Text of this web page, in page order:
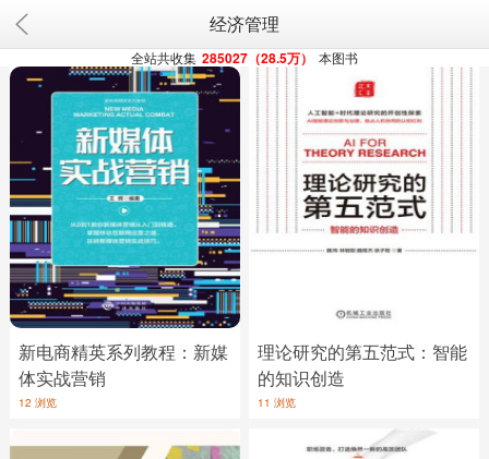
经济管理
全站共收集 285027（28.5万） 本图书
新电商精英系列教程：新媒
体实战营销
12 浏览
理论研究的第五范式：智能
的知识创造
11 浏览